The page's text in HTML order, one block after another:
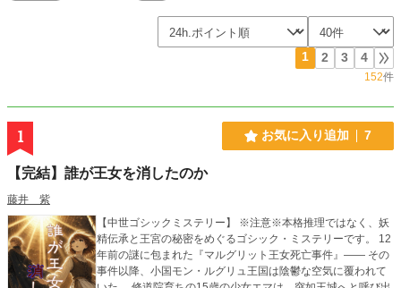
1 2 3 4
152件
1 お気に入り追加 7
【完結】誰が王女を消したのか
藤井 紫
【中世ゴシックミステリー】 ※注意※本格推理ではなく、妖
精伝承と王宮の秘密をめぐるゴシック・ミステリーです。 12
年前の謎に包まれた『マルグリット王女死亡事件』―― その
事件以降、小国モン・ルグリュ王国は陰鬱な空気に覆われて